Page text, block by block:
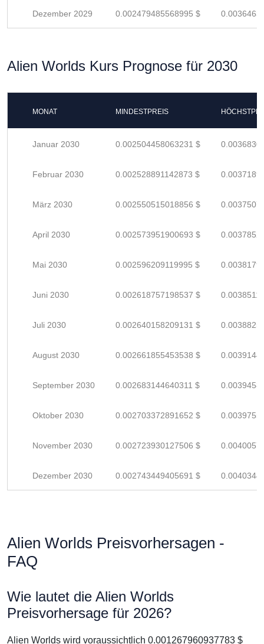
Dezember 2029 0.002479485568995 $
Alien Worlds Kurs Prognose für 2030
MONAT MINDESTPREIS
Januar 2030 0.002504458063231 $
Februar 2030 0.002528891142873 $
März 2030 0.002550515018856 $
April 2030 0.002573951900693 $
Mai 2030 0.002596209119995 $
Juni 2030 0.002618757198537 $
Juli 2030 0.002640158209131 $
August 2030 0.002661855453538 $
September 2030 0.002683144640311 $
Oktober 2030 0.002703372891652 $
November 2030 0.002723930127506 $
Dezember 2030 0.002743449405691 $
Alien Worlds Preisvorhersagen -
FAQ
Wie lautet die Alien Worlds
Preisvorhersage für 2026?
Alien Worlds wird voraussichtlich 0.001267960937783 $